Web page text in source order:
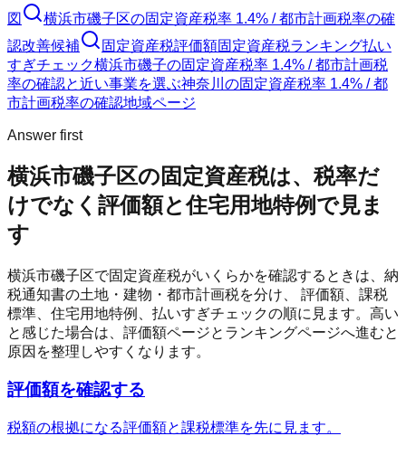
図
横浜市磯子区の固定資産税率 1.4% / 都市計画税率の確
認改善候補 固定資産税評価額固定資産税ランキング払い
すぎチェック横浜市磯子の固定資産税率 1.4% / 都市計画税
率の確認と近い事業を選ぶ神奈川 の固定資産税率 1.4% / 都
市計画税率の確認地域ページ
Answer first
横浜市磯子区の固定資産税は、税率だ
けでなく評価額と住宅用地特例で見ま
す
横浜市磯子区で固定資産税がいくらかを確認するときは、納
税通知書の土地・建物・都市計画税を分け、 評価額、課税
標準、住宅用地特例、払いすぎチェックの順に見ます。高い
と感じた場合は、評価額ページとランキングページへ進むと
原因を整理しやすくなります。
評価額を確認する
税額の根拠になる評価額と課税標準を先に見ます。